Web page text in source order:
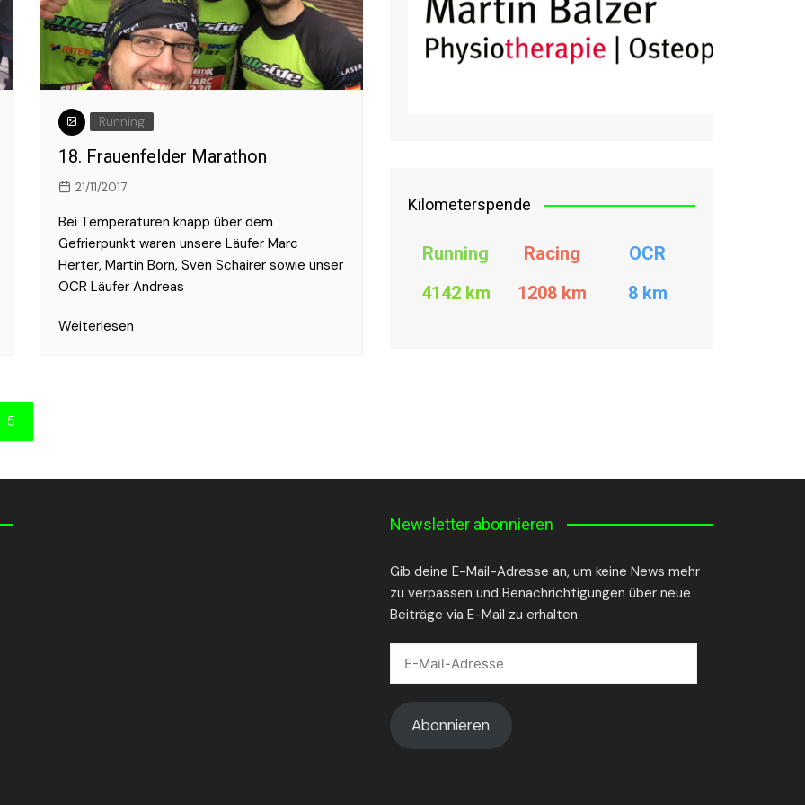
Running
18. Frauenfelder Marathon
21/11/2017
Bei Temperaturen knapp über dem
Gefrierpunkt waren unsere Läufer Marc
Herter, Martin Born, Sven Schairer sowie unser
OCR Läufer Andreas
Weiterlesen
5
Kilometerspende
Running
4142 km
Racing
1208 km
OCR
8 km
Newsletter abonnieren
Gib deine E-Mail-Adresse an, um keine News mehr
zu verpassen und Benachrichtigungen über neue
Beiträge via E-Mail zu erhalten.
Mail-
Abonnieren